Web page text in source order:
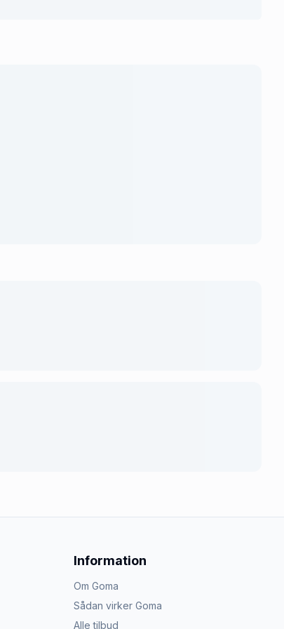
Information
Om Goma
Sådan virker Goma
Alle tilbud